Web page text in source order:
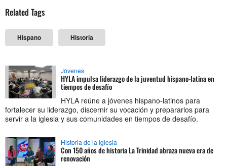
Related Tags
Hispano Historia
Jóvenes
HYLA impulsa liderazgo de la juventud hispano-latina en
tiempos de desafío
HYLA reúne a jóvenes hispano-latinos para
fortalecer su liderazgo, discernir su vocación y prepararlos para
servir a la iglesia y sus comunidades en tiempos de desafío.
Historia de la Iglesia
Con 150 años de historia La Trinidad abraza nueva era de
renovación